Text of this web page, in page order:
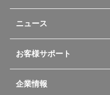
ポット・アイスペール
コーヒーメーカー
ソフトクーラー・バッグ
山専用ボトル
自転車専用ボトル
フライパンレシピ
シャトルシェフレシピ
スープジャーレシピ
イージースモーカーレシピ
ニュース
お客様サポート
交換用部品の購入方法
企業情報